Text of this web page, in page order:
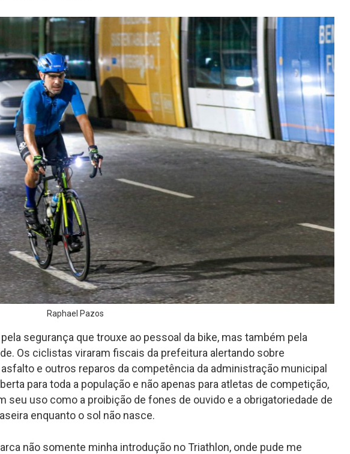
Raphael Pazos
segurança que trouxe ao pessoal da bike, mas também pela
Os ciclistas viraram fiscais da prefeitura alertando sobre
e outros reparos da competência da administração municipal
para toda a população e não apenas para atletas de competição,
seu uso como a proibição de fones de ouvido e a obrigatoriedade de
enquanto o sol não nasce.
não somente minha introdução no Triathlon, onde pude me